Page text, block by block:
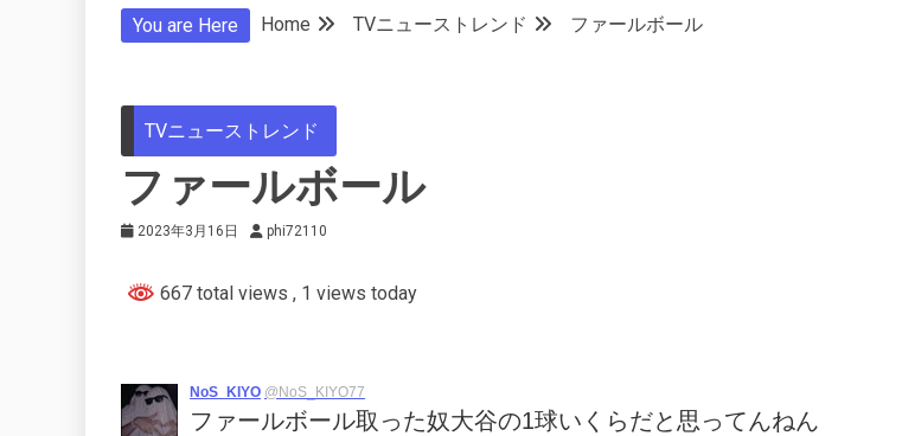
You are Here Home TVニューストレンド ファールボール
TVニューストレンド
ファールボール
2023年3月16日 phi72110
667 total views , 1 views today
NoS_KIYO @NoS_KIYO77
ファールボール取った奴大谷の1球いくらだと思ってんねん